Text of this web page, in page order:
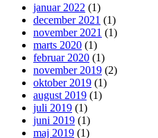
januar 2022 (1)
december 2021 (1)
november 2021 (1)
marts 2020 (1)
februar 2020 (1)
november 2019 (2)
oktober 2019 (1)
august 2019 (1)
juli 2019 (1)
juni 2019 (1)
maj 2019 (1)